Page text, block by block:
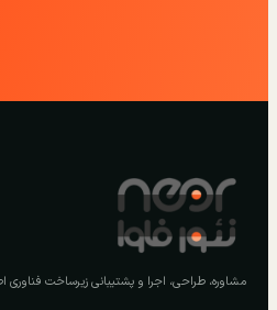
مشاوره، طراحی، اجرا و پشتیبانی زیرساخت فناوری